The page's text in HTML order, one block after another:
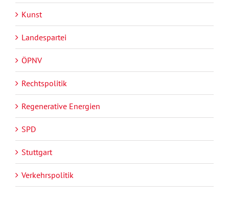
Kunst
Landespartei
ÖPNV
Rechtspolitik
Regenerative Energien
SPD
Stuttgart
Verkehrspolitik